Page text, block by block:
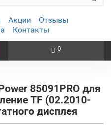
Акции
Отзывы
Контакты
0
85091PRO для
TF (02.2010-
дисплея